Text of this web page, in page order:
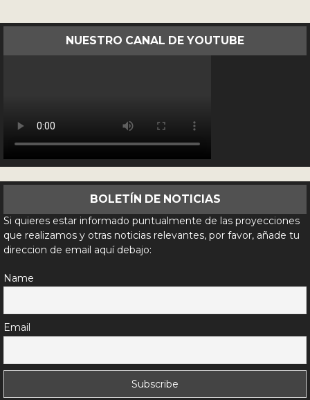
NUESTRO CANAL DE YOUTUBE
BOLETÍN DE NOTICIAS
Si quieres estar informado puntualmente de las proyecciones
que realizamos y otras noticias relevantes, por favor, añade tu
direccion de email aquí debajo:
Name
Email